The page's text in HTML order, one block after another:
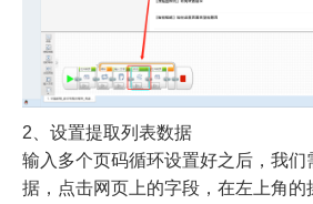
2、设置提取列表数据
输入多个页码循环设置好之后，我们
据，点击网页上的字段，在左上角的